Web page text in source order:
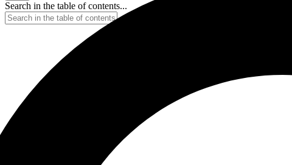
Search in the table of contents...